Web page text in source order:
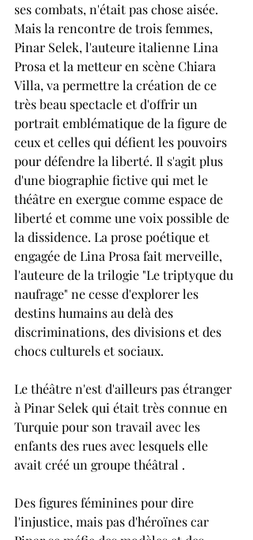
ses combats, n'était pas chose aisée.
Mais la rencontre de trois femmes,
Pinar Selek, l'auteure italienne Lina
Prosa et la metteur en scène Chiara
Villa, va permettre la création de ce
très beau spectacle et d'offrir un
portrait emblématique de la figure de
ceux et celles qui défient les pouvoirs
pour défendre la liberté. Il s'agit plus
d'une biographie fictive qui met le
théâtre en exergue comme espace de
liberté et comme une voix possible de
la dissidence. La prose poétique et
engagée de Lina Prosa fait merveille,
l'auteure de la trilogie "Le triptyque du
naufrage" ne cesse d'explorer les
destins humains au delà des
discriminations, des divisions et des
chocs culturels et sociaux.
Le théâtre n'est d'ailleurs pas étranger
à Pinar Selek qui était très connue en
Turquie pour son travail avec les
enfants des rues avec lesquels elle
avait créé un groupe théâtral .
Des figures féminines pour dire
l'injustice, mais pas d'héroïnes car